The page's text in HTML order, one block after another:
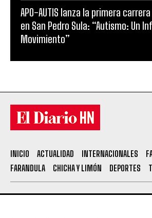
APO-AUTIS lanza la primera
en San Pedro Sula: “Autismo: Un
Movimiento”
INICIO ACTUALIDAD INTERNACIONALES
FARANDULA
CHICHA Y LIMÓN DEPORTES